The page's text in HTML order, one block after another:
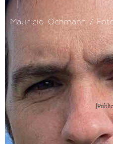
Mauricio Ochmann /